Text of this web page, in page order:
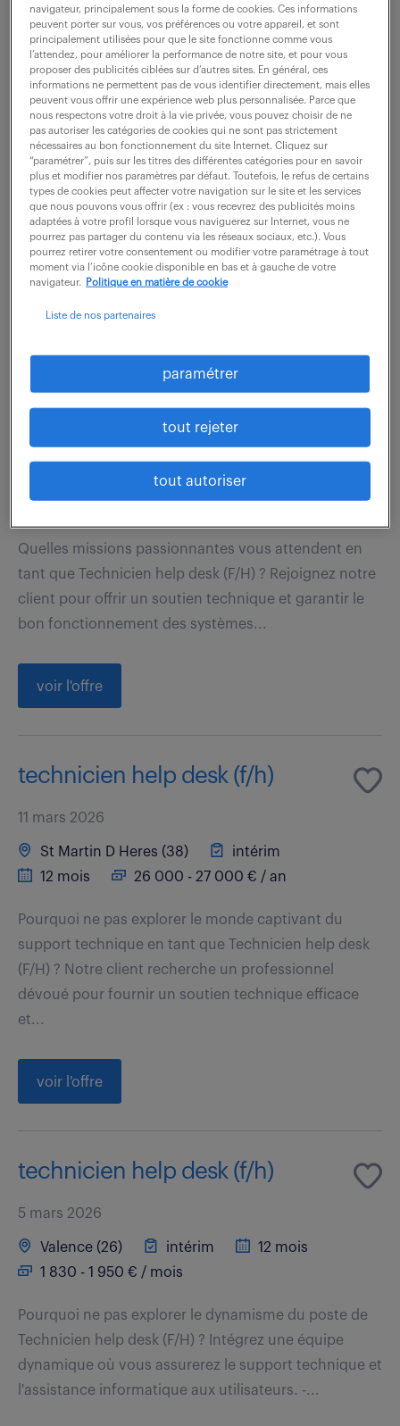
technicien help desk (f/h)
8 juillet 2026
Lyon 07 (69) intérim
1 mois
24 000 € / an
Quelles opportunités passionnantes attendent un(e)
Technicien help desk (F/H) audacieux(se) ? Rejoignez
notre équipe dynamique pour apporter un soutien
technique essentiel aux étudiants et...
voir l'offre
technicien help desk (f/h)
7 juillet 2026
Chateauneuf Sur Isere (26)
Quelles missions passionnantes vous attendent en
tant que Technicien help desk (F/H) ? Rejoignez notre
client pour offrir un soutien technique et garantir le
bon fonctionnement des systèmes...
voir l'offre
technicien help desk (f/h)
11 mars 2026
St Martin D Heres (38)
intérim
12 mois
26 000 - 27 000 € / an
Pourquoi ne pas explorer le monde captivant du
support technique en tant que Technicien help desk
(F/H) ? Notre client recherche un professionnel
dévoué pour fournir un soutien technique efficace
et...
voir l'offre
technicien help desk (f/h)
5 mars 2026
Valence (26) intérim
12 mois
1 830 - 1 950 € / mois
Pourquoi ne pas explorer le dynamisme du poste de
Technicien help desk (F/H) ? Intégrez une équipe
dynamique où vous assurerez le support technique et
l'assistance informatique aux utilisateurs. -...
navigateur, principalement sous la forme de cookies. Ces informations
peuvent porter sur vous, vos préférences ou votre appareil, et sont
principalement utilisées pour que le site fonctionne comme vous
l’attendez, pour améliorer la performance de notre site, et pour vous
proposer des publicités ciblées sur d’autres sites. En général, ces
informations ne permettent pas de vous identifier directement, mais elles
peuvent vous offrir une expérience web plus personnalisée. Parce que
nous respectons votre droit à la vie privée, vous pouvez choisir de ne
pas autoriser les catégories de cookies qui ne sont pas strictement
nécessaires au bon fonctionnement du site Internet. Cliquez sur
“paramétrer”, puis sur les titres des différentes catégories pour en savoir
plus et modifier nos paramètres par défaut. Toutefois, le refus de certains
types de cookies peut affecter votre navigation sur le site et les services
que nous pouvons vous offrir (ex : vous recevrez des publicités moins
adaptées à votre profil lorsque vous naviguerez sur Internet, vous ne
pourrez pas partager du contenu via les réseaux sociaux, etc.). Vous
pourrez retirer votre consentement ou modifier votre paramétrage à tout
moment via l’icône cookie disponible en bas et à gauche de votre
navigateur.
Politique en matière de cookie
Liste de nos partenaires
paramétrer
tout rejeter
tout autoriser